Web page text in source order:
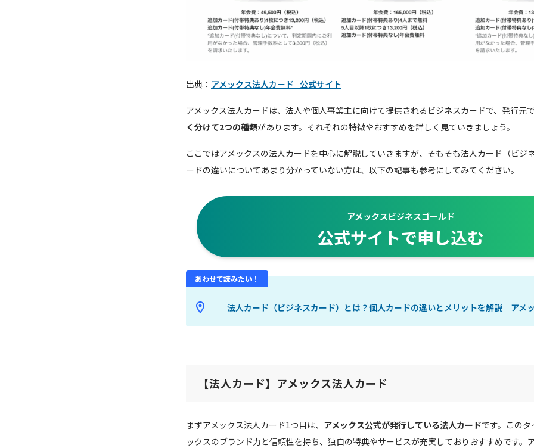
出典： アメックス法人カード_公式サイト
アメックス法人カードは、法人や個人事業主に向けて提供されるビジネスカードで、発行元
く分けて2つの種類があります。それぞれの特徴やおすすめを詳しく見ていきましょう。
ここではアメックスの法人カードを中心に解説していきますが、そもそも法人カード（ビジ
ードの違いについてあまり分かっていない方は、以下の記事も参考にしてみてください。
アメックスビジネスゴールド
公式サイトで申し込む
あわせて読みたい！
法人カード（ビジネスカード）とは？個人カードの違いとメリットを解説｜アメ
【法人カード】アメックス法人カード
まずアメックス法人カード1つ目は、 アメックス公式が発行している法人カードです。この
ックスのブランド力と信頼性を持ち、独自の特典やサービスが充実しておりおすすめです。